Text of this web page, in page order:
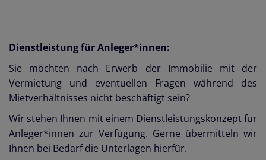
Dienstleistung für Anleger*innen:
Sie möchten nach Erwerb der Immobilie mit der
Vermietung und eventuellen Fragen während des
Mietverhältnisses nicht beschäftigt sein?
Wir stehen Ihnen mit einem Dienstleistungskonzept für
Anleger*innen zur Verfügung. Gerne übermitteln wir
Ihnen bei Bedarf die Unterlagen hierfür.